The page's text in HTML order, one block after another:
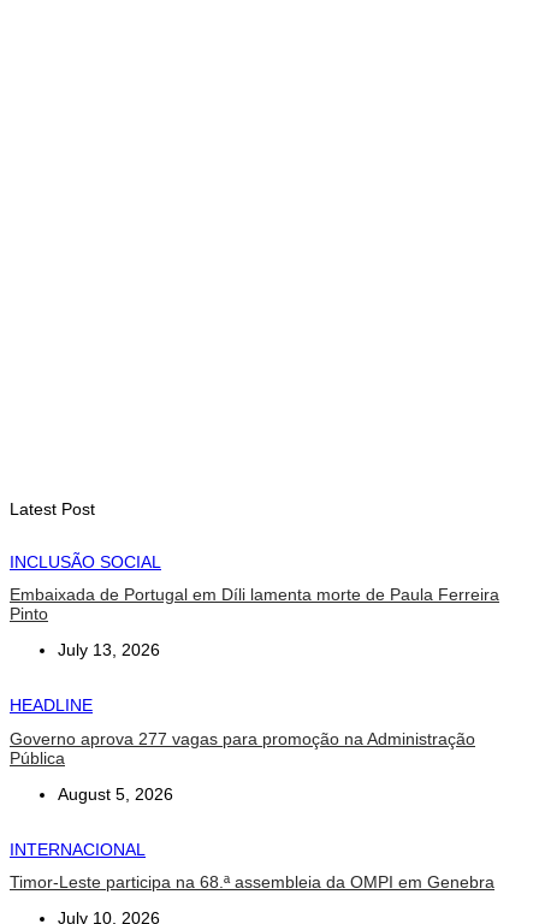
Latest Post
INCLUSÃO SOCIAL
Embaixada de Portugal em Díli lamenta morte de Paula Ferreira
Pinto
July 13, 2026
HEADLINE
Governo aprova 277 vagas para promoção na Administração
Pública
August 5, 2026
INTERNACIONAL
Timor-Leste participa na 68.ª assembleia da OMPI em Genebra
July 10, 2026